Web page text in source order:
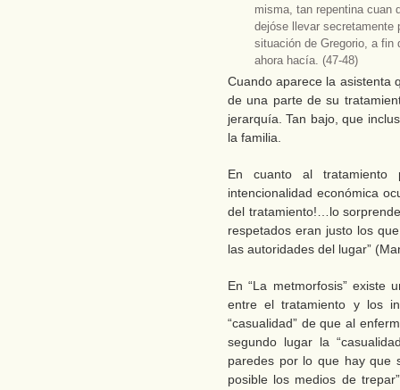
misma, tan repentina
dejóse llevar secretamente
situación de Gregorio, a fin
ahora hacía. (47-48)
Cuando aparece la asistenta
de una parte de su
jerarquía. Tan bajo, que
la familia.
En cuanto al tratamiento
intencionalidad económica
del tratamiento!…lo
respetados eran justo los
las autoridades del lugar”
En “La metmorfosis” existe
entre el tratamiento y los
“casualidad” de que al
segundo lugar la
paredes por lo que hay que
posible los medios de